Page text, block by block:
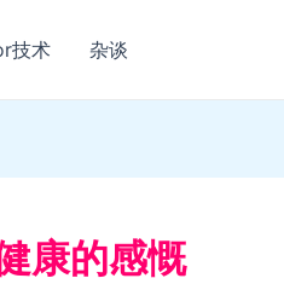
技术 杂谈
康的感慨